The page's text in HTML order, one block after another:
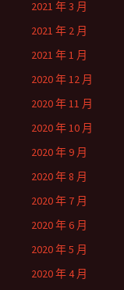
2021 年 3 月
2021 年 2 月
2021 年 1 月
2020 年 12 月
2020 年 11 月
2020 年 10 月
2020 年 9 月
2020 年 8 月
2020 年 7 月
2020 年 6 月
2020 年 5 月
2020 年 4 月